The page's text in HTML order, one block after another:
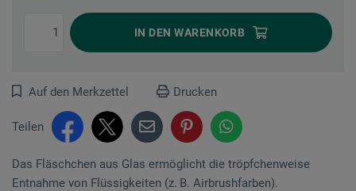
IN DEN WARENKORB
Auf den Merkzettel Drucken
Teilen
Das Fläschchen aus Glas ermöglicht die tröpfchenweise
Entnahme von Flüssigkeiten (z. B. Airbrushfarben).